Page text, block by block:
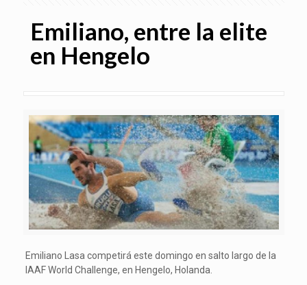
Emiliano, entre la elite
en Hengelo
Emiliano Lasa competirá este domingo en salto largo de la
IAAF World Challenge, en Hengelo, Holanda.